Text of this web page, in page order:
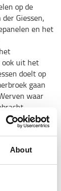
About
op de
Giessen,
en het
uit het
doelt op
gaan
waar
“Waar
hebben de